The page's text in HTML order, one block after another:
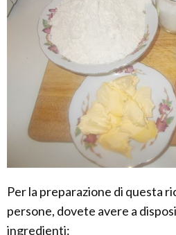
Per la preparazione di questa
persone, dovete avere a
ingredienti: